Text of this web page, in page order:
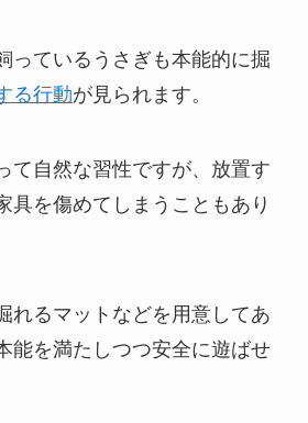
っているうさぎも本能的に掘
る行動が見られます。
て自然な習性ですが、放置す
具を傷めてしまうこともあり
れるマットなどを用意してあ
能を満たしつつ安全に遊ばせ